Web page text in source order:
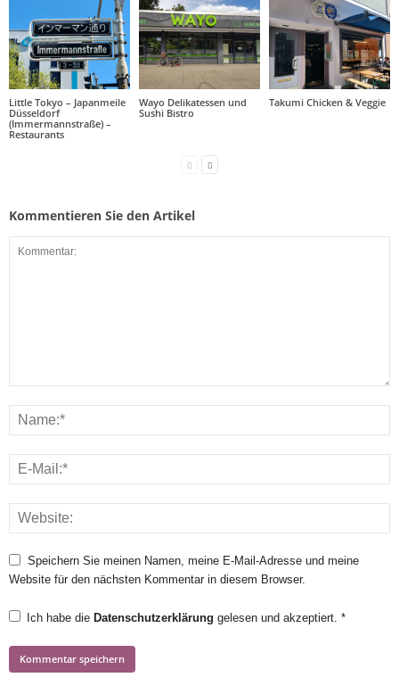
Little Tokyo – Japanmeile
Düsseldorf
(Immermannstraße) –
Restaurants
Wayo Delikatessen und
Sushi Bistro
Takumi Chicken & Veggie
Kommentieren Sie den Artikel
Speichern Sie meinen Namen, meine E-Mail-Adresse und meine
Website für den nächsten Kommentar in diesem Browser.
Ich habe die Datenschutzerklärung gelesen und akzeptiert. *